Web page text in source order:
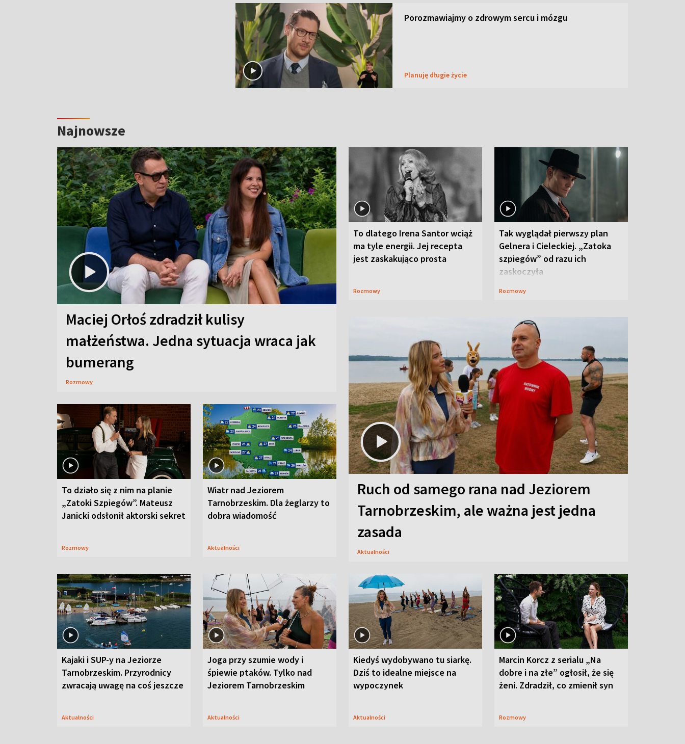
Porozmawiajmy o zdrowym sercu i mózgu
Planuję długie życie
Najnowsze
Maciej Orłoś zdradził kulisy
małżeństwa. Jedna sytuacja wraca jak
bumerang
Rozmowy
To dlatego Irena Santor wciąż
ma tyle energii. Jej recepta
jest zaskakująco prosta
Rozmowy
Tak wyglądał pierwszy plan
Gelnera i Cieleckiej. „Zatoka
szpiegów” od razu ich
zaskoczyła
Rozmowy
To działo się z nim na planie
„Zatoki Szpiegów”. Mateusz
Janicki odsłonił aktorski sekret
Rozmowy
Wiatr nad Jeziorem
Tarnobrzeskim. Dla żeglarzy to
dobra wiadomość
Aktualności
Ruch od samego rana nad Jeziorem
Tarnobrzeskim, ale ważna jest jedna
zasada
Aktualności
Kajaki i SUP-y na Jeziorze
Tarnobrzeskim. Przyrodnicy
zwracają uwagę na coś jeszcze
Aktualności
Joga przy szumie wody i
śpiewie ptaków. Tylko nad
Jeziorem Tarnobrzeskim
Aktualności
Kiedyś wydobywano tu siarkę.
Dziś to idealne miejsce na
wypoczynek
Aktualności
Marcin Korcz z serialu „Na
dobre i na złe” ogłosił, że się
żeni. Zdradził, co zmienił syn
Rozmowy